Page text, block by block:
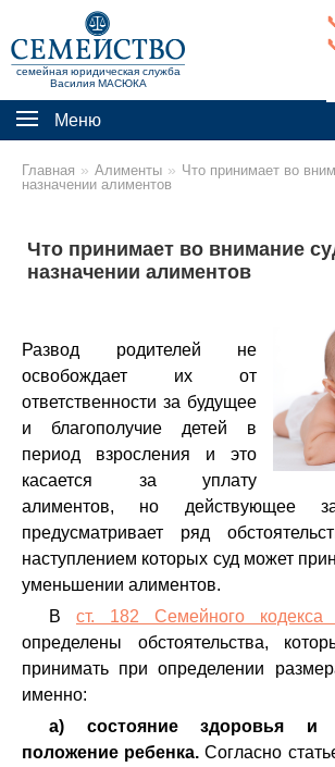
семейная юридическая служба
Василия МАСЮКА
Меню
Главная » Алименты » Что принимает во
назначении алиментов
Что принимает во внимание
назначении алиментов
Развод родителей не
освобождает их от
ответственности за будущее
и благополучие детей в
период взросления и это
касается за уплату
алиментов, но действующее
предусматривает ряд
наступлением которых суд может
уменьшении алиментов.
В
ст. 182 Семейного кодекса
определены обстоятельства,
принимать при определении
именно:
а)
состояние здоровья и
положение ребенка. Согласно